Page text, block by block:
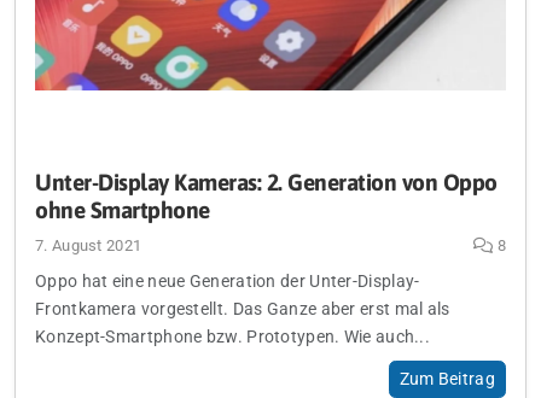
Unter-Display Kameras: 2. Generation von Oppo
ohne Smartphone
7. August 2021 8
Oppo hat eine neue Generation der Unter-Display-
Frontkamera vorgestellt. Das Ganze aber erst mal als
Konzept-Smartphone bzw. Prototypen. Wie auch...
Zum Beitrag